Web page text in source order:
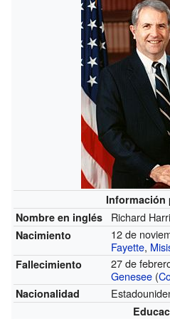
Información
Nombre en inglés
Richard
Nacimiento
12 de
Fayette,
Fallecimiento
27 de
Genesee (
Nacionalidad